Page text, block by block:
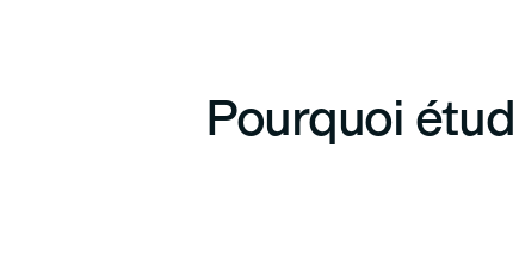
Pourquoi